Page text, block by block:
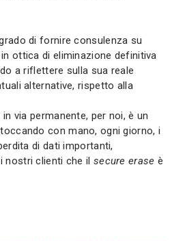
di fornire consulenza su
ottica di eliminazione definitiva
a riflettere sulla sua reale
alternative, rispetto alla
via permanente, per noi, è un
con mano, ogni giorno, i
di dati importanti,
nostri clienti che il secure erase è